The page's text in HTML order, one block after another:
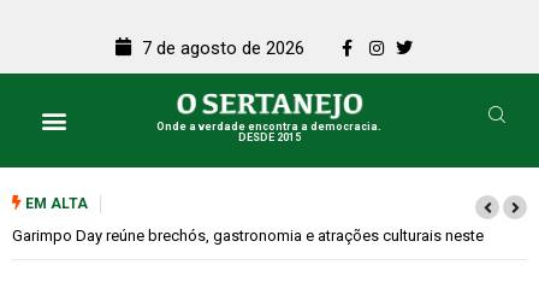
7 de agosto de 2026
Onde a verdade encontra a democracia.
DESDE 2015
EM ALTA
Bugonia transforma paranoia e conspiração em um suspense